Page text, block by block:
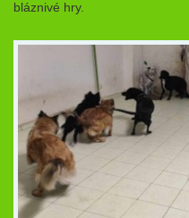
bláznivé hry.